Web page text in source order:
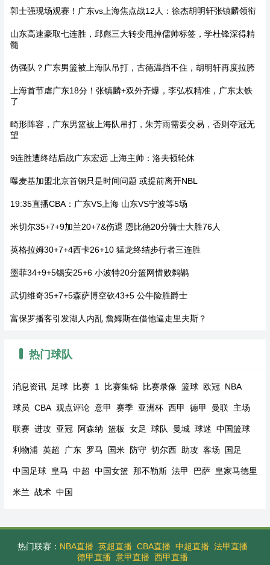
郭士强现场观赛！广东vs上海焦点战12人：徐杰胡明轩张镇麟领衔
山东高速豪取七连胜，邱彪三大转变甩掉儒帅标签，学杜锋深得精
髓
伪强队？广东男篮被上海队吊打，古德温挡不住，胡明轩再度拉胯
上海首节虐广东18分！张镇麟+双外齐爆，李弘权精准，广东太铁
了
畸形阵容，广东男篮被上海队吊打，朱芳雨需要交易，否则夺冠无
望
9连胜遭终结后战广东宏远 上海主帅：洛夫顿轮休
曝麦基加盟北京首钢只是时间问题 或提前离开NBL
19:35直播CBA：广东VS上海 山东VS宁波等5场
米切尔35+7+9加兰20+7&伤退 恩比德20分骑士大胜76人
英格拉姆30+7+4西卡26+10 猛龙终结步行者三连胜
墨菲34+9+5锡安25+6 小波特20分篮网惜败鹈鹕
武切维奇35+7+5森萨博空砍43+5 公牛险胜爵士
富保罗播客引发湖人内乱 詹姆斯在借他逼走里夫斯？
热门球队
消息资讯 足球 比赛 1 比赛集锦 比赛录像 篮球 欧冠 NBA
球员 CBA 观点评论 意甲 赛季 亚洲杯 西甲 德甲 曼联 主场
联赛 进攻 亚冠 阿森纳 篮板 女足 球队 曼城 球迷 中国篮球
利物浦 英超 广东 罗马 国米 防守 切尔西 助攻 客场 国足
中国足球 皇马 中超 中国女篮 那不勒斯 法甲 巴萨 皇家马德里
米兰 战术 中国
热门联赛： NBA直播 英超直播 CBA直播 中超直播 法甲直播
德甲直播 意甲直播 西甲直播